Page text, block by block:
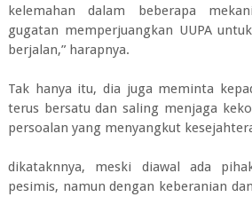
kelemahan dalam beberapa
gugatan memperjuangkan UUPA
berjalan,” harapnya.
Tak hanya itu, dia juga meminta
terus bersatu dan saling menjaga
persoalan yang menyangkut
dikataknnya, meski diawal ada
pesimis, namun dengan keberanian